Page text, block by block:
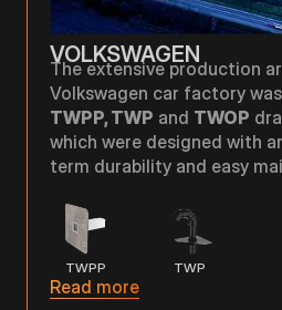
VOLKSWAGEN
The extensive production
Volkswagen car factory
TWPP, TWP and TWOP
which were designed with
term durability and easy
TWPP TWP
Read more